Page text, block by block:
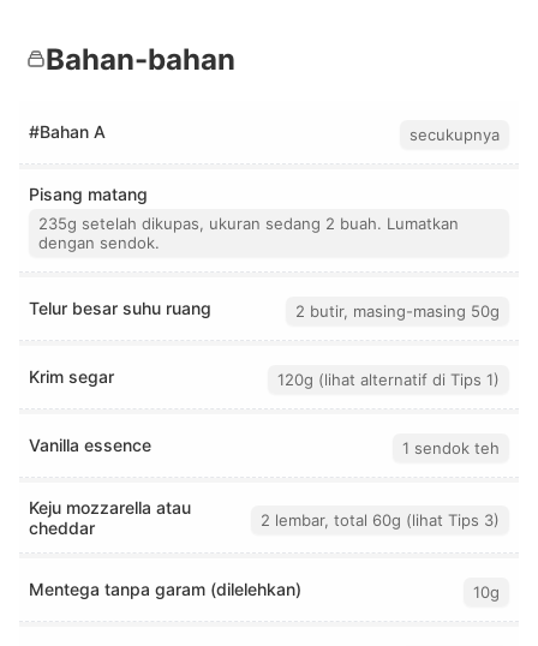
Bahan-bahan
#Bahan A secukupnya
Pisang matang
235g setelah dikupas, ukuran sedang 2 buah. Lumatkan
dengan sendok.
Telur besar suhu ruang 2 butir, masing-masing 50g
Krim segar 120g (lihat alternatif di Tips 1)
Vanilla essence 1 sendok teh
Keju mozzarella atau
cheddar
2 lembar, total 60g (lihat Tips 3)
Mentega tanpa garam (dilelehkan) 10g